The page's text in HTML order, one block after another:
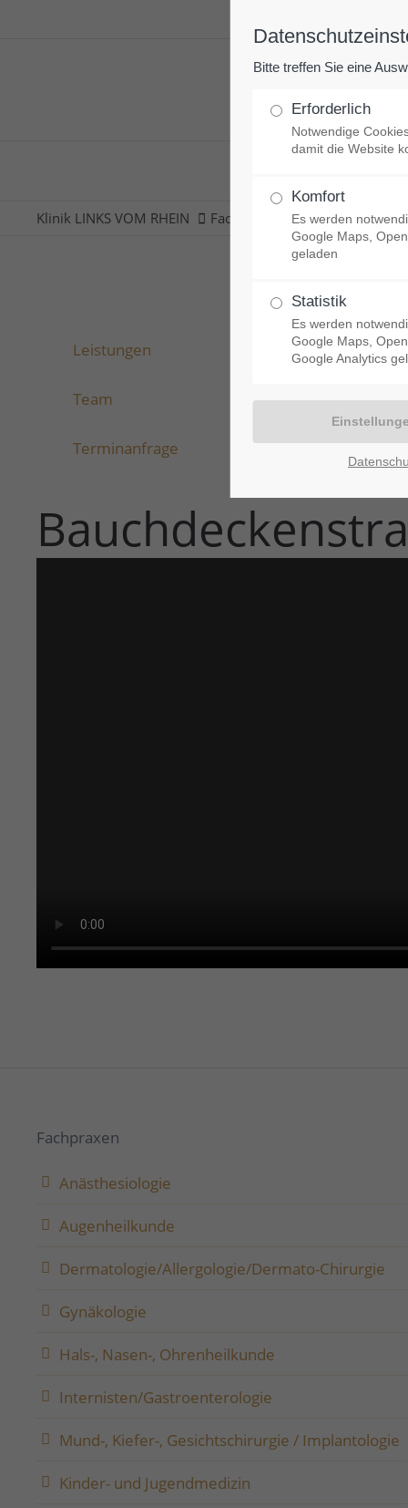
Klinik LINKS VOM RHEIN Facharztpraxen Plastische
Leistungen
Team
Terminanfrage
Fachpraxen
Anästhesiologie
Augenheilkunde
Dermatologie/Allergologie/Dermato-Chirurgie
Gynäkologie
Hals-, Nasen-, Ohrenheilkunde
Internisten/Gastroenterologie
Mund-, Kiefer-, Gesichtschirurgie / Implantologie
Kinder- und Jugendmedizin
Bitte treffen Sie eine
Erforderlich
Notwendige
damit die Website
Komfort
Es werden
Google Maps,
geladen
Statistik
Es werden
Google Maps,
Google Analytics